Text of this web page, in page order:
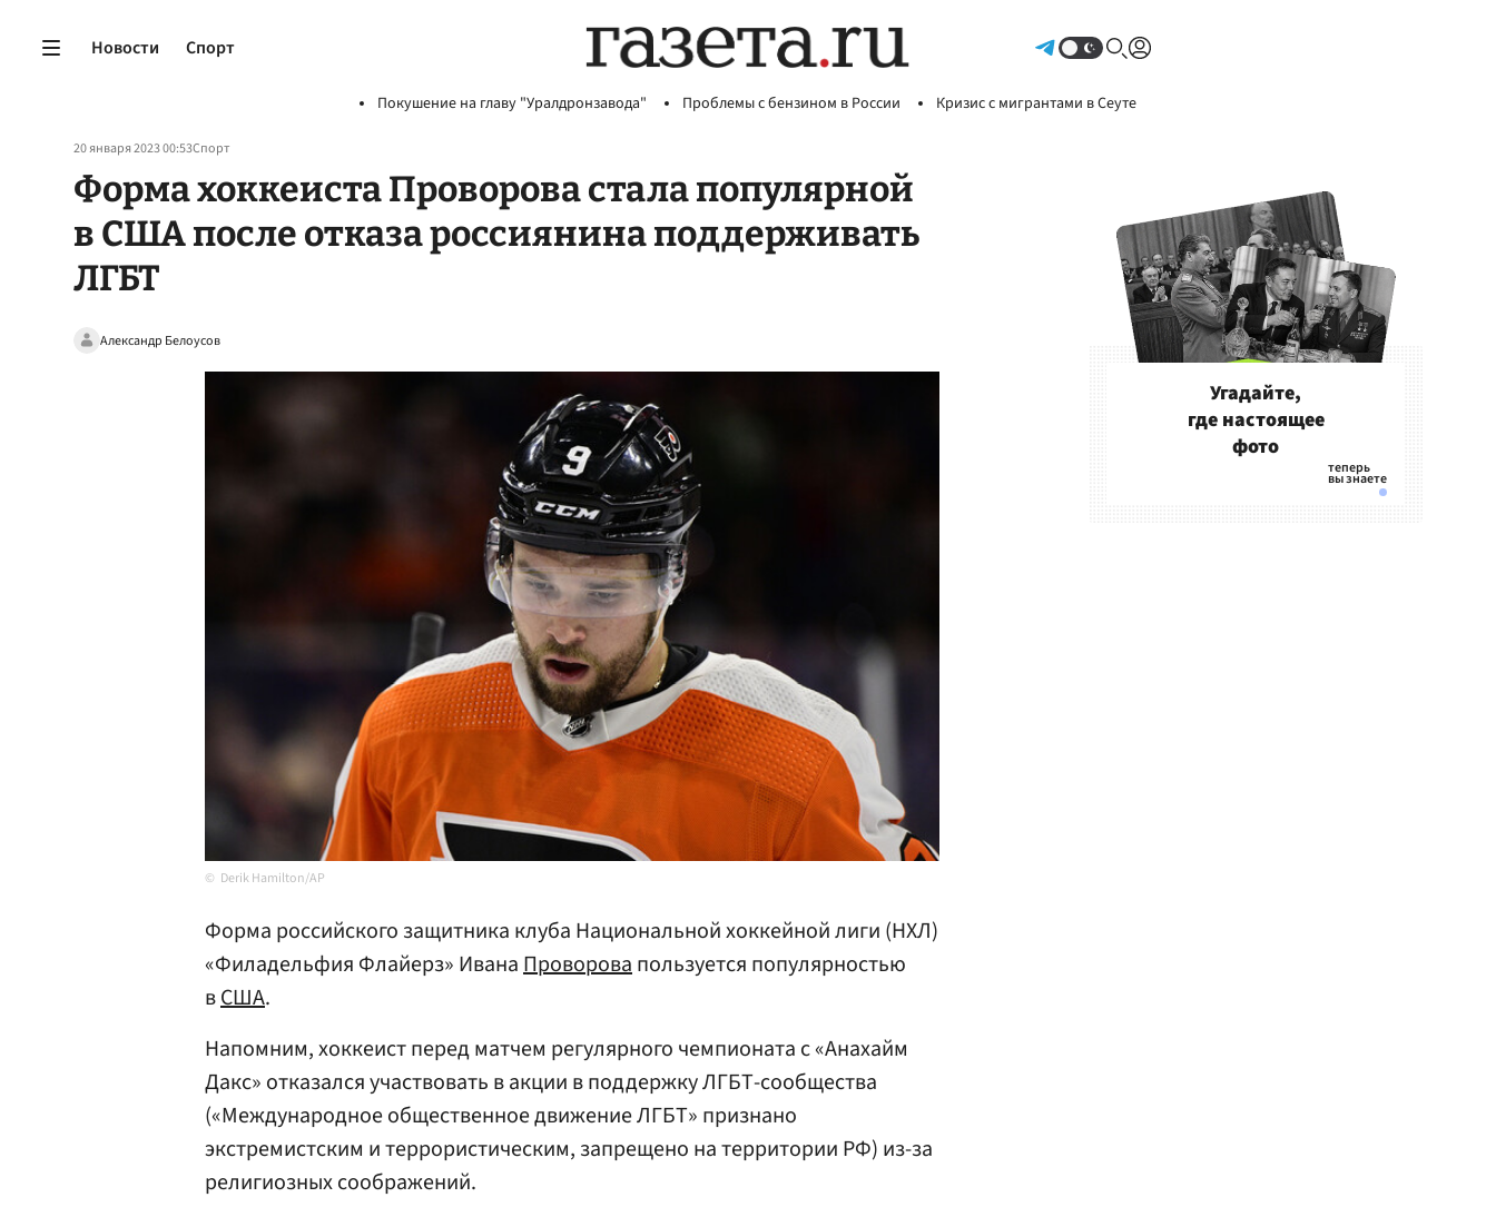
Новости Спорт
Покушение на главу "Уралдронзавода" Проблемы с бензином в России Кризис с мигрантами в Сеуте
20 января 2023 00:53Спорт
Форма хоккеиста Проворова стала популярной
в США после отказа россиянина поддерживать
ЛГБТ
Александр Белоусов
Derik Hamilton/AP
Форма российского защитника клуба Национальной хоккейной лиги (НХЛ)
«Филадельфия Флайерз» ИванаПроворовапользуется популярностью
вСША.
Напомним, хоккеист перед матчем регулярного чемпионата с «Анахайм
Дакс» отказался участвовать в акции в поддержку ЛГБТ-сообщества
(«Международное общественное движение ЛГБТ» признано
экстремистским и террористическим, запрещено на территории РФ) из-за
религиозных соображений.
Угадайте,
где настоящее
фото